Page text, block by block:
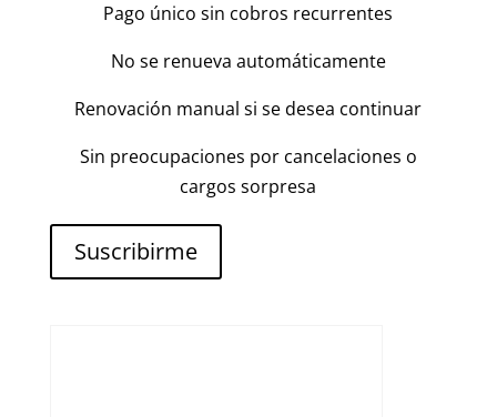
Pago único sin cobros recurrentes
No se renueva automáticamente
Renovación manual si se desea continuar
Sin preocupaciones por cancelaciones o
cargos sorpresa
Suscribirme